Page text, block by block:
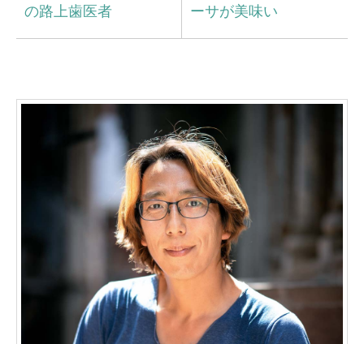
の路上歯医者
ーサが美味い